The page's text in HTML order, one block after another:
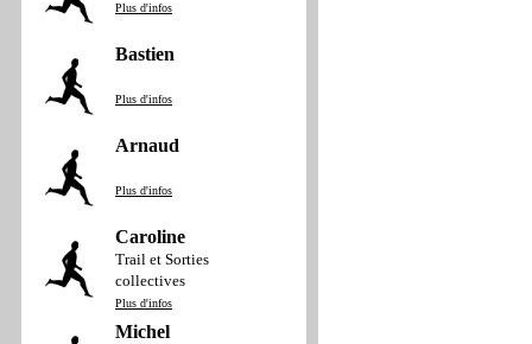
Plus d'infos
Bastien
Plus d'infos
Arnaud
Plus d'infos
Caroline
Trail et Sorties
collectives
Plus d'infos
Michel